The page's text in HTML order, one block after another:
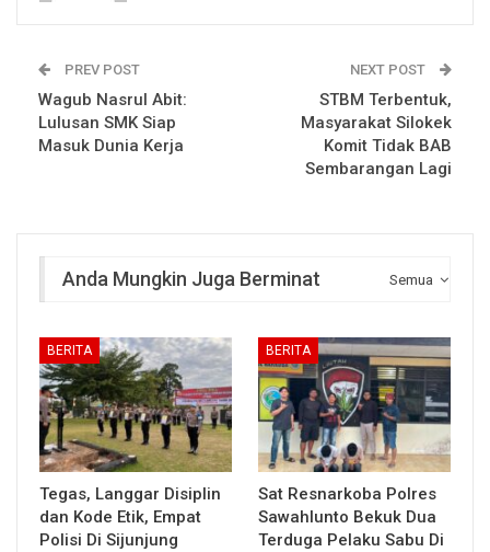
PREV POST
Wagub Nasrul Abit:
Lulusan SMK Siap
Masuk Dunia Kerja
NEXT POST
STBM Terbentuk,
Masyarakat Silokek
Komit Tidak BAB
Sembarangan Lagi
Semua
Anda Mungkin Juga Berminat
BERITA
Tegas, Langgar Disiplin
dan Kode Etik, Empat
Polisi Di Sijunjung
BERITA
Sat Resnarkoba Polres
Sawahlunto Bekuk Dua
Terduga Pelaku Sabu Di